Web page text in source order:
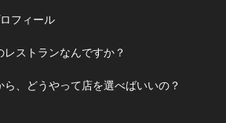
フィール
ストランなんですか？
、どうやって店を選べばいいの？